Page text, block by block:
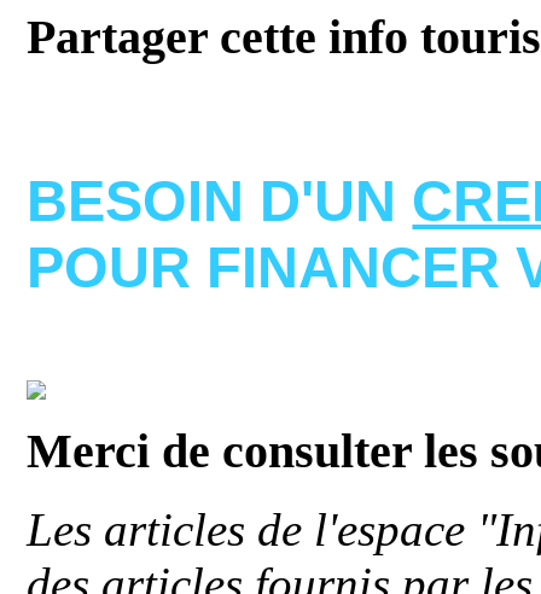
Partager cette info
BESOIN D'UN
POUR FINANCER
Merci de consulter les
Les articles de l'espace
des articles fournis par